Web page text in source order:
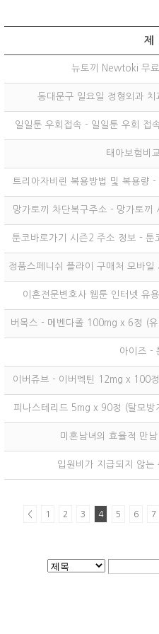
제
뉴토끼 Newtoki 무
동대문구 일요일 정형외과
일일툰 우회접속 - 일일툰 우회 접
태아보험비
트리아자비린 복용방법 및 복용량
망가토끼 차단복구주소 - 망가토
툰코바로가기 시즌2 주소 정보 -
정품스페니쉬 플라이 구매처 모바
이혼전문변호사 웹툰 인터넷 유
버목스 - 메벤다졸 100mg x 6정 (
아이즈 -
이버쥬브 - 이버멕틴 12mg x 100
피나스테리드 5mg x 90정 (탈모
미혼남녀의 효율적 만
입원비가 지급되지 않는
< 1 2 3 4 5 6 7